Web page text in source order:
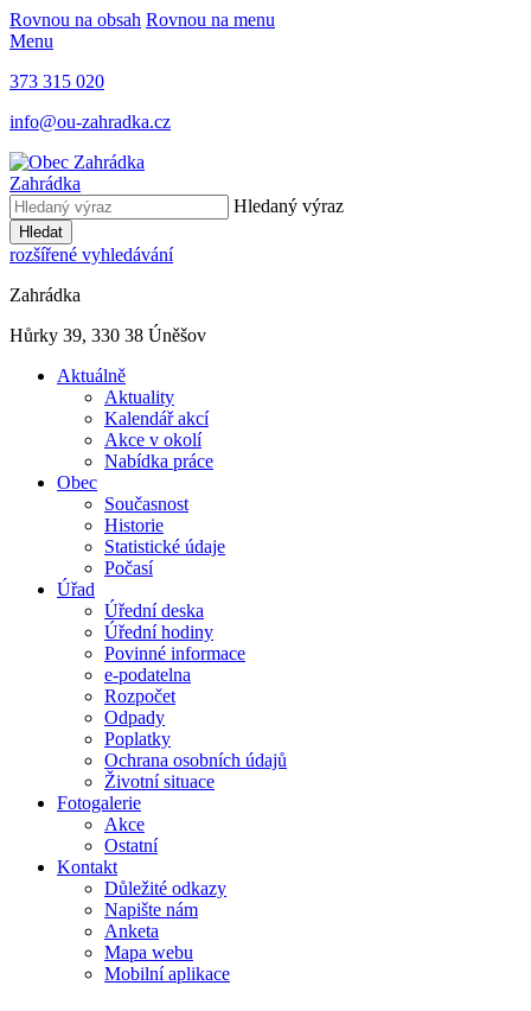
Rovnou na obsah Rovnou na menu
Menu
373 315 020
info@ou-zahradka.cz
Zahrádka
Hledaný výraz
Hledat
rozšířené vyhledávání
Zahrádka
Hůrky 39, 330 38 Úněšov
Aktuálně
Aktuality
Kalendář akcí
Akce v okolí
Nabídka práce
Obec
Současnost
Historie
Statistické údaje
Počasí
Úřad
Úřední deska
Úřední hodiny
Povinné informace
e-podatelna
Rozpočet
Odpady
Poplatky
Ochrana osobních údajů
Životní situace
Fotogalerie
Akce
Ostatní
Kontakt
Důležité odkazy
Napište nám
Anketa
Mapa webu
Mobilní aplikace